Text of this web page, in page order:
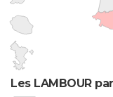
Les LAMBOUR